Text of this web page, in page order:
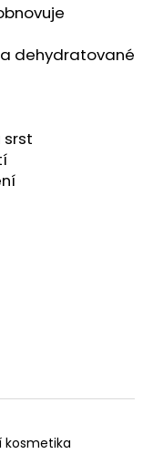
dehydratované
srst
kosmetika